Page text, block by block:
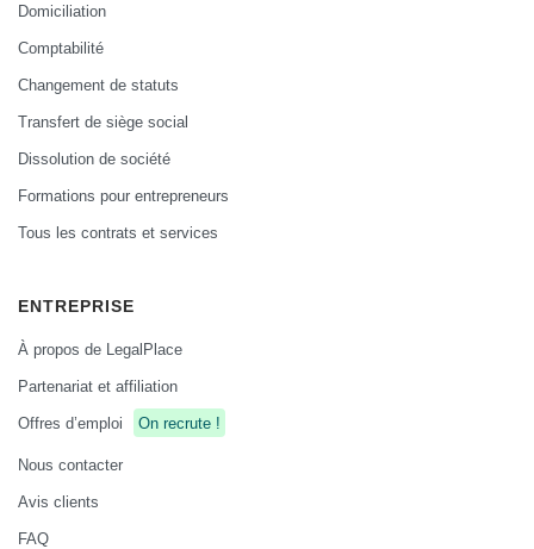
Domiciliation
Comptabilité
Changement de statuts
Transfert de siège social
Dissolution de société
Formations pour entrepreneurs
Tous les contrats et services
ENTREPRISE
À propos de LegalPlace
Partenariat et affiliation
Offres d’emploi
On recrute !
Nous contacter
Avis clients
FAQ